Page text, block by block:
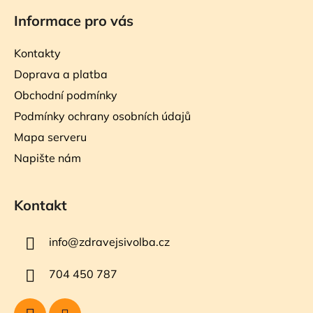
Informace pro vás
Kontakty
Doprava a platba
Obchodní podmínky
Podmínky ochrany osobních údajů
Mapa serveru
Napište nám
Kontakt
info@zdravejsivolba.cz
704 450 787